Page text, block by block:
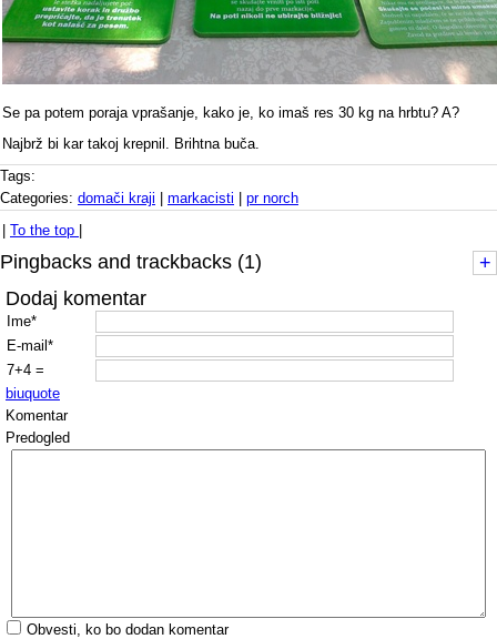
Se pa potem poraja vprašanje, kako je, ko imaš res 30 kg na hrbtu? A?
Najbrž bi kar takoj krepnil. Brihtna buča.
Tags:
Categories: domači kraji markacisti
pr norch
To the top
Pingbacks and trackbacks (1)
+
Dodaj komentar
Ime*
E-mail*
7+4 =
biuquote
Komentar
Predogled
Obvesti, ko bo dodan komentar